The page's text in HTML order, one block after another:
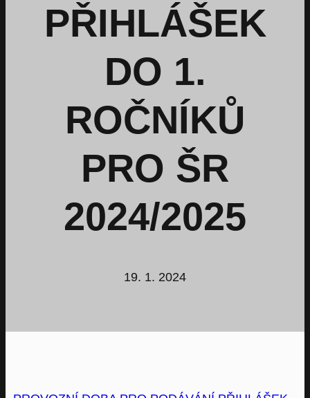
PŘIHLÁŠEK
DO 1.
ROČNÍKŮ
PRO ŠR
2024/2025
19. 1. 2024